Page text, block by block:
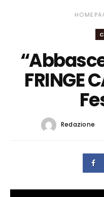
FRINGE
Redazione